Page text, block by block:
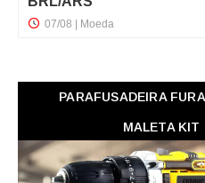
PARAFUSADEIRA
MALETA KIT